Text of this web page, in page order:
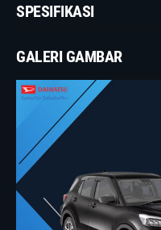
SPESIFIKASI
GALERI GAMBAR